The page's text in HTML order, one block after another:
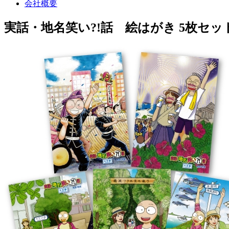
会社概要
実話・地名笑い?!話 絵はがき 5枚セッ